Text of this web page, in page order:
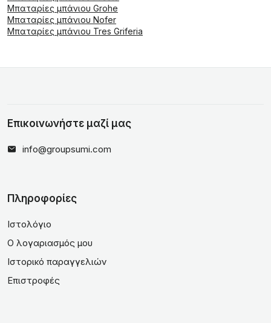
Μπαταρίες μπάνιου Grohe
Μπαταρίες μπάνιου Nofer
Μπαταρίες μπάνιου Tres Griferia
Επικοινωνήστε μαζί μας
info@groupsumi.com
Πληροφορίες
Ιστολόγιο
Ο λογαριασμός μου
Ιστορικό παραγγελιών
Επιστροφές